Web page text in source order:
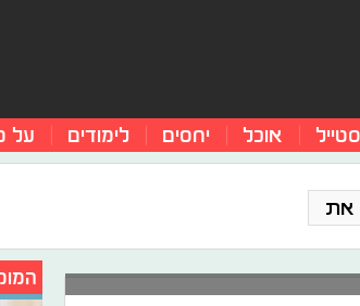
סטייל אוכל יחסים לימודים על
את